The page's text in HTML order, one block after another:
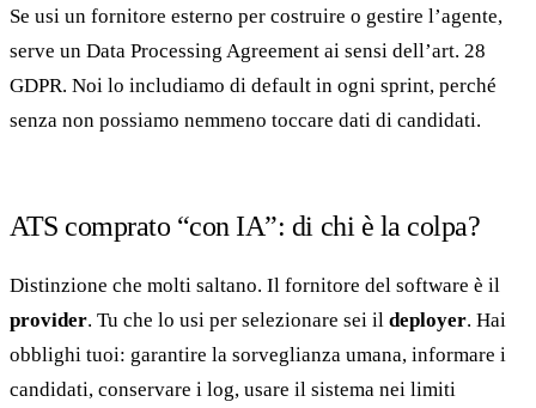
Se usi un fornitore esterno per costruire o gestire l’agente,
serve un Data Processing Agreement ai sensi dell’art. 28
GDPR. Noi lo includiamo di default in ogni sprint, perché
senza non possiamo nemmeno toccare dati di candidati.
ATS comprato “con IA”: di chi è la colpa?
Distinzione che molti saltano. Il fornitore del software è il
provider. Tu che lo usi per selezionare sei il deployer. Hai
obblighi tuoi: garantire la sorveglianza umana, informare i
candidati, conservare i log, usare il sistema nei limiti